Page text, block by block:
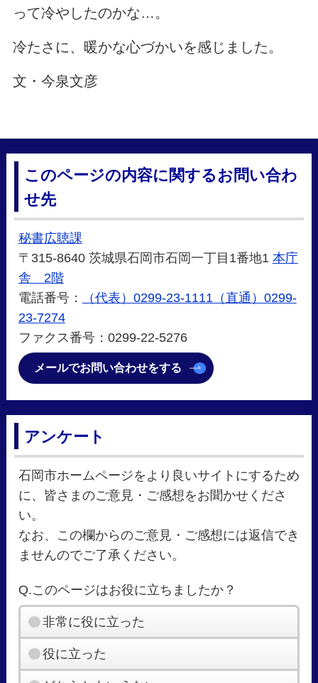
って冷やしたのかな…。
冷たさに、暖かな心づかいを感じました。
文・今泉文彦
このページの内容に関するお問い合わ
せ先
秘書広聴課
〒315-8640 茨城県石岡市石岡一丁目1番地1 本庁
舎 2階
電話番号：
（代表）0299-23-1111（直通）0299-
23-7274
ファクス番号：0299-22-5276
メールでお問い合わせをする
アンケート
石岡市ホームページをより良いサイトにするため
に、皆さまのご意見・ご感想をお聞かせくださ
い。
なお、この欄からのご意見・ご感想には返信でき
ませんのでご了承ください。
Q.このページはお役に立ちましたか？
非常に役に立った
役に立った